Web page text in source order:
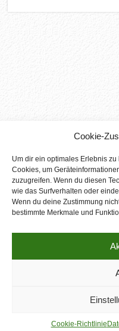
Cookie-
Um dir ein optimales Erlebnis
Cookies, um
zuzugreifen. Wenn du diesen
wie das Surfverhalten oder
Wenn du deine Zustimmung
bestimmte Merkmale und
Cookie-Richtlinie
Copyright © 2023